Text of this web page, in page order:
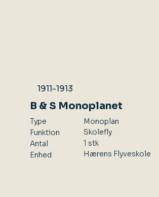
1911-1913
B & S Monoplanet
Type
Funktion
Antal
Enhed
Monoplan
Skolefly
1 stk
Hærens Flyveskole